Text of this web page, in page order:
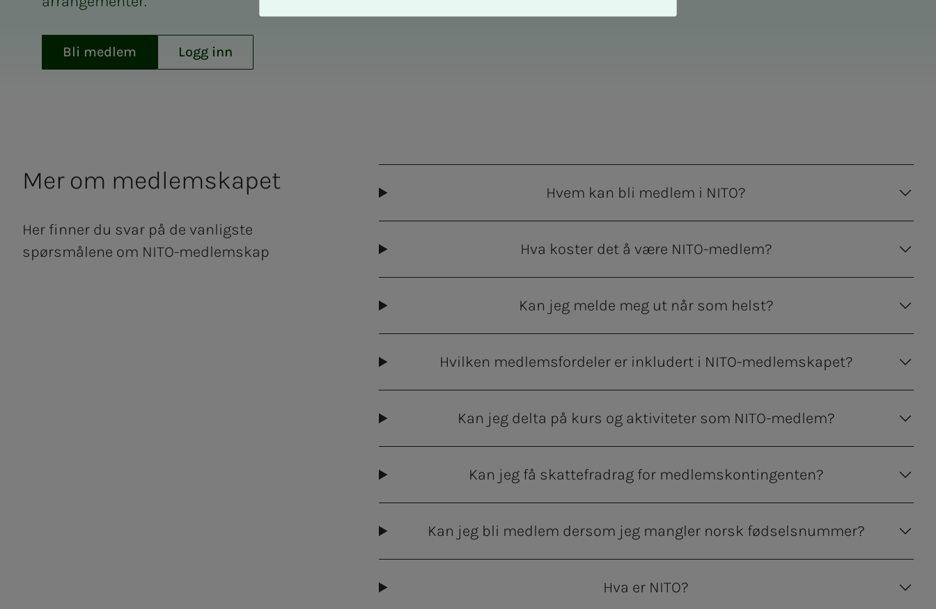
Bli medlem Logg inn
Mer om med­­­­­lem­­­ska­­­pet
Her finner du svar på de vanligste
spørsmålene om NITO-medlemskap
Hvem kan bli medlem i NITO?
Hva koster det å være NITO-medlem?
Kan jeg melde meg ut når som helst?
Hvilken medlemsfordeler er inkludert i NITO-medlemskapet?
Kan jeg delta på kurs og aktiviteter som NITO-medlem?
Kan jeg få skattefradrag for medlemskontingenten?
Kan jeg bli medlem dersom jeg mangler norsk fødselsnummer?
Hva er NITO?
v